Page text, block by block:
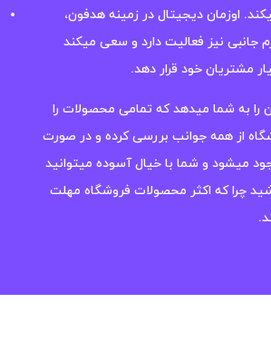
اوزمان دیجیتال در زمینه هدفون،
جانبی نیز فعالیت دارد و سعی میکند
مشتریان خود قرار دهد.
را به شما میدهد که تمامی محصولات را
از همه جوانب بررسی کرده و در صورت
میشود و شما با خیال آسوده میتوانید
چرا که اکثر محصولات فروشگاه مهلت